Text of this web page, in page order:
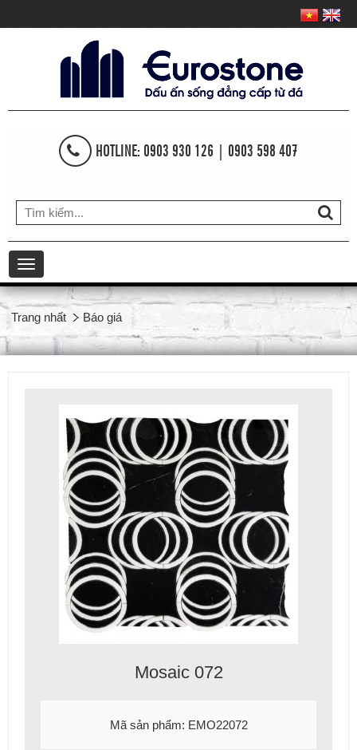
HOTLINE: 0903 930 126 | 0903 598 407
Toggle
navigation
Trang nhất Báo giá
Mosaic 072
Mã sản phẩm: EMO22072